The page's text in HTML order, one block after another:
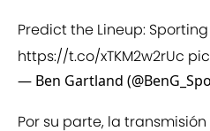
Predict the Lineup:
https://t.co/xTKM2w2rUc
— Ben Gartland
Por su parte, la